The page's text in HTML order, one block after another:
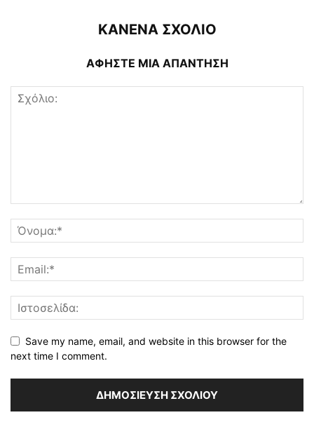
ΚΑΝΕΝΑ ΣΧΟΛΙΟ
ΑΦΗΣΤΕ ΜΙΑ ΑΠΑΝΤΗΣΗ
Save my name, email, and website in this browser for the
next time I comment.